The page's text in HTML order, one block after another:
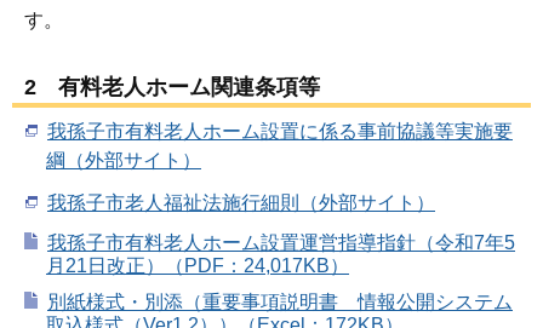
す。
2 有料老人ホーム関連条項等
我孫子市有料老人ホーム設置に係る事前協議等実施要
綱（外部サイト）
我孫子市老人福祉法施行細則（外部サイト）
我孫子市有料老人ホーム設置運営指導指針（令和7年5
月21日改正）（PDF：24,017KB）
別紙様式・別添（重要事項説明書 情報公開システム